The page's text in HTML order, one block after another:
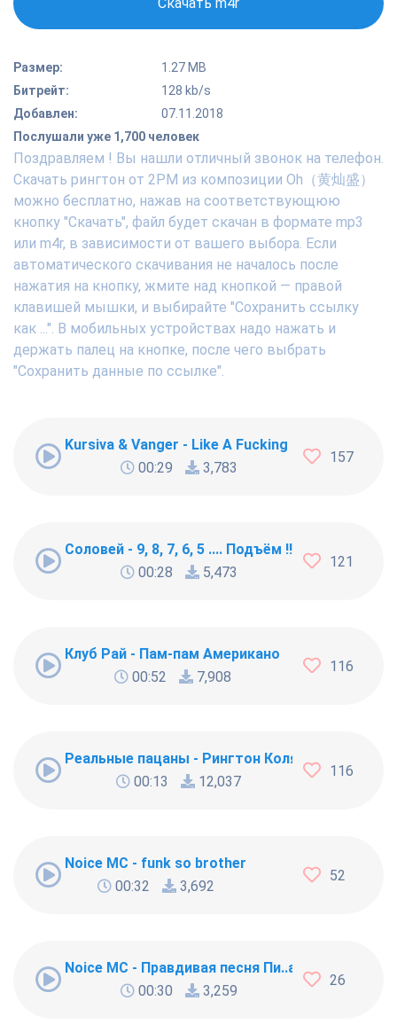
Размер:
1.27 MB
Битрейт:
128 kb/s
Добавлен:
07.11.2018
Послушали уже 1,700 человек
Поздравляем ! Вы нашли отличный звонок на телефон.
Скачать рингтон от 2PM из композиции Oh（黄灿盛）
можно бесплатно, нажав на соответствующюю
кнопку "Скачать", файл будет скачан в формате mp3
или m4r, в зависимости от вашего выбора. Если
автоматического скачивания не началось после
нажатия на кнопку, жмите над кнопкой — правой
клавишей мышки, и выбирайте "Сохранить ссылку
как ...". В мобильных устройствах надо нажать и
держать палец на кнопке, после чего выбрать
"Сохранить данные по ссылке".
Kursiva & Vanger - Like A Fucking Newbie
00:29
3,783
157
Соловей - 9, 8, 7, 6, 5 .... Подъём !!!
00:28
5,473
121
Клуб Рай - Пам-пам Американо
00:52
7,908
116
Реальные пацаны - Рингтон Коляна
00:13
12,037
116
Noice MC - funk so brother
00:32
3,692
52
Noice MC - Правдивая песня Пи..абола
00:30
3,259
26